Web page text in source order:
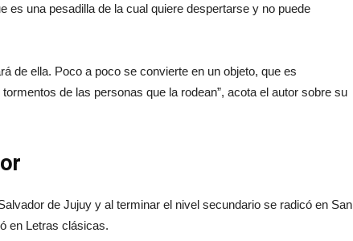
es una pesadilla de la cual quiere despertarse y no puede
de ella. Poco a poco se convierte en un objeto, que es
de las personas que la rodean”, acota el autor sobre su
de Jujuy y al terminar el nivel secundario se radicó en San
en Letras clásicas.